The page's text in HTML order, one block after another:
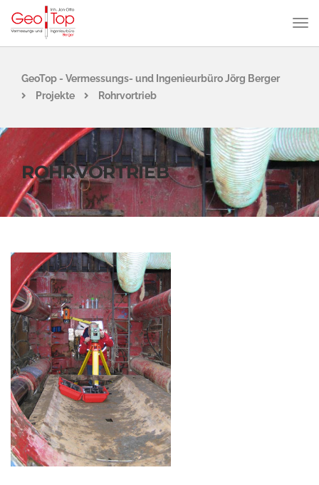
GeoTop - Vermessungs- und Ingenieurbüro Jörg Berger
Projekte
Rohrvortrieb
ROHRVORTRIEB